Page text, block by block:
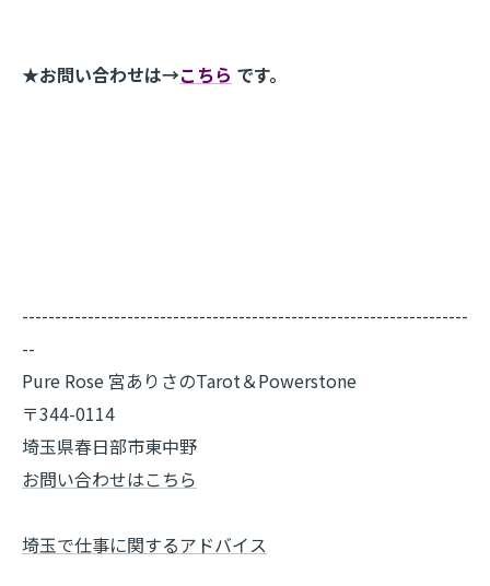
★お問い合わせは→こちら です。
--------------------------------------------------------------------
--
Pure Rose 宮ありさのTarot＆Powerstone
〒344-0114
埼玉県春日部市東中野
お問い合わせはこちら
埼玉で仕事に関するアドバイス